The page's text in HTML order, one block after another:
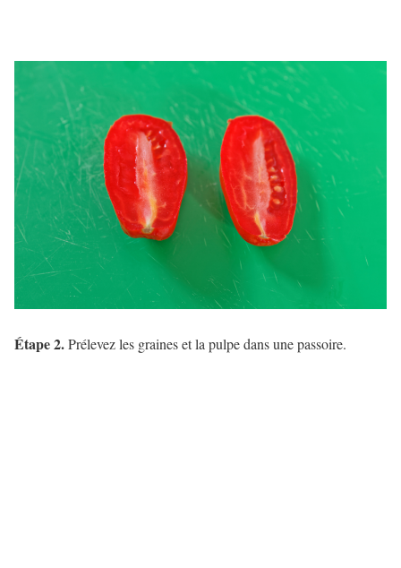
Étape 2.Prélevez les graines et la pulpe dans une passoire.